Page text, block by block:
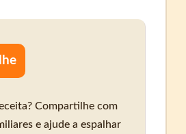
Compartilhe com
e ajude a espalhar